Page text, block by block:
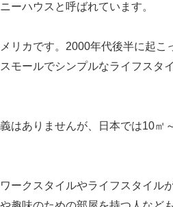
ーハウスと呼ばれています。
リカです。2000年代後半に起こ
モールでシンプルなライフスタ
はありませんが、日本では10㎡
ークスタイルやライフスタイル